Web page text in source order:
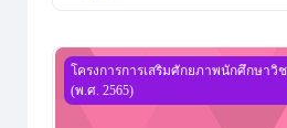
แบบทดสอบ ภาค ข มาตรฐาน
โครงการการเสริมศักยภาพนักศึกษา
(พ.ศ. 2565)